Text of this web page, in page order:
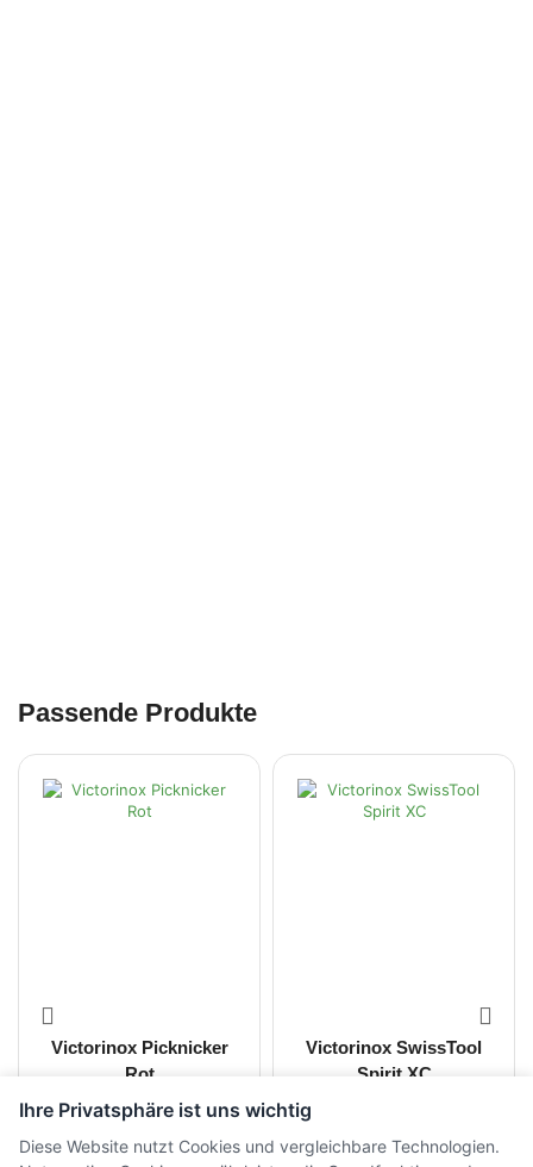
Passende Produkte
Victorinox Picknicker
Rot
Victorinox SwissTool
Spirit XC
Ihre Privatsphäre ist uns wichtig
Diese Website nutzt Cookies und vergleichbare Technologien.